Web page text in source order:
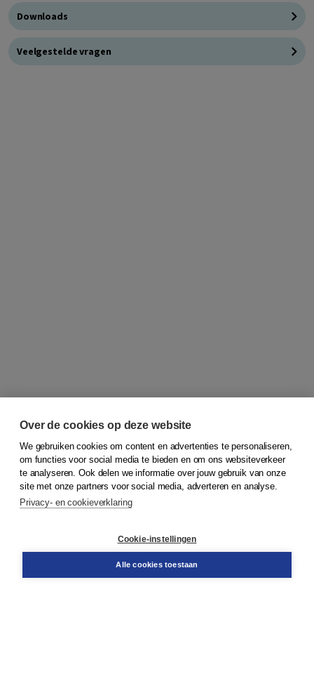
Downloads
Veelgestelde vragen
© 2026Koninklijke Boom uitgevers
Bestellen
Over de cookies op deze website
We gebruiken cookies om content en advertenties te personaliseren,
om functies voor social media te bieden en om ons websiteverkeer
te analyseren. Ook delen we informatie over jouw gebruik van onze
site met onze partners voor social media, adverteren en analyse.
Privacy- en cookieverklaring
Cookie-instellingen
Alle cookies toestaan